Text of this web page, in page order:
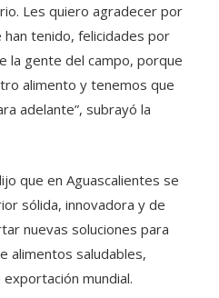
Les quiero agradecer por
tenido, felicidades por
la gente del campo, porque
alimento y tenemos que
adelante”, subrayó la
que en Aguascalientes se
sólida, innovadora y de
nuevas soluciones para
alimentos saludables,
mundial.